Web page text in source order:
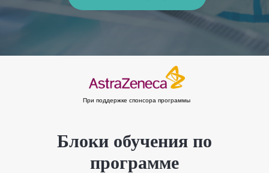
При поддержке спонсора программы
Блоки обучения по
программе